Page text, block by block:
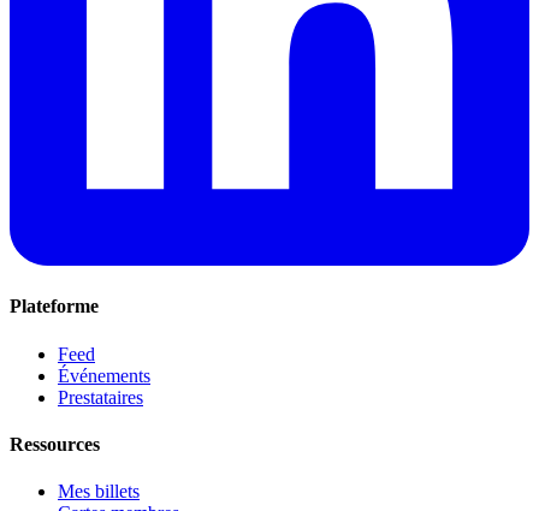
Plateforme
Feed
Événements
Prestataires
Ressources
Mes billets